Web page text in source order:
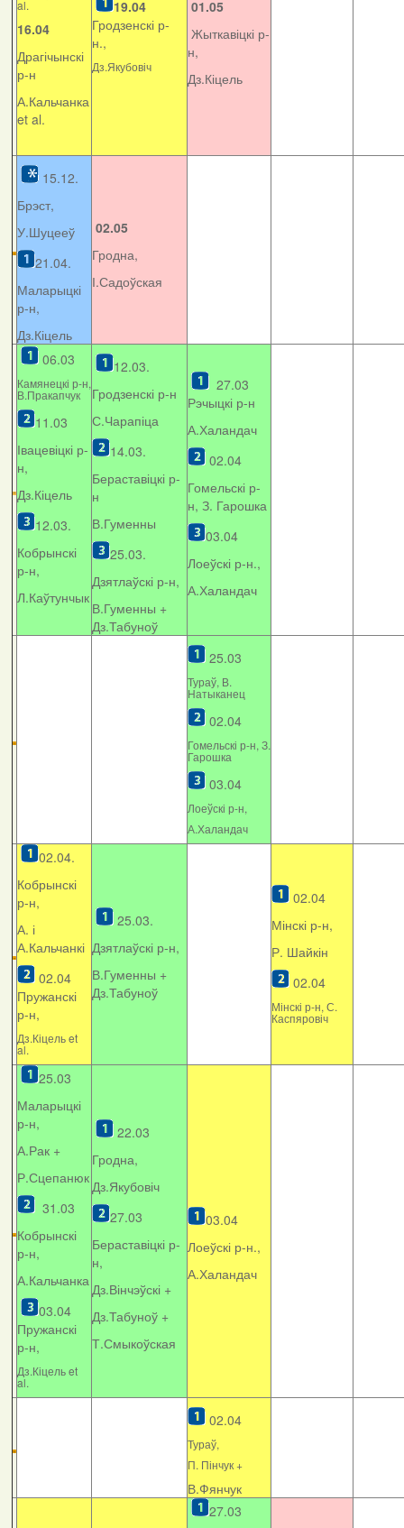
al.
16.04
Драгічынскі
р-н
А.Кальчанка
et al.
19.04
Гродзенскі р-
н.,
Дз.Якубовіч
01.05
Жыткавіцкі р-
н,
Дз.Кіцель
15.12.
Брэст,
У.Шуцееў
21.04.
Маларыцкі
р-н,
Дз.Кіцель
02.05
Гродна,
І.Садоўская
06.03
Камянецкі р-н,
В.Пракапчук
11.03
Івацевіцкі р-
н,
Дз.Кіцель
12.03.
Кобрынскі
р-н,
Л.Каўтунчык
12.03.
Гродзенскі р-н
С.Чарапіца
14.03.
Бераставіцкі р-
н
В.Гуменны
25.03.
Дзятлаўскі р-н,
В.Гуменны +
Дз.Табуноў
27.03
Рэчыцкі р-н
А.Халандач
02.04
Гомельскі р-
н, З. Гарошка
03.04
Лоеўскі р-н.,
А.Халандач
25.03
Тураў, В.
Натыканец
02.04
Гомельскі р-н, З.
Гарошка
03.04
Лоеўскі р-н,
А.Халандач
02.04.
Кобрынскі
р-н,
А. і
А.Кальчанкі
02.04
Пружанскі
р-н,
Дз.Кіцель et
al.
25.03.
Дзятлаўскі р-н,
В.Гуменны +
Дз.Табуноў
02.04
Мінскі р-н,
Р. Шайкін
02.04
Мінскі р-н, С.
Каспяровіч
25.03
Маларыцкі
р-н,
А.Рак +
Р.Сцепанюк
31.03
Кобрынскі
р-н,
А.Кальчанка
03.04
Пружанскі
р-н,
Дз.Кіцель et
al.
22.03
Гродна,
Дз.Якубовіч
27.03
Бераставіцкі р-
н,
Дз.Вінчэўскі +
Дз.Табуноў +
Т.Смыкоўская
03.04
Лоеўскі р-н.,
А.Халандач
02.04
Тураў,
П. Пінчук +
В.Фянчук
27.03